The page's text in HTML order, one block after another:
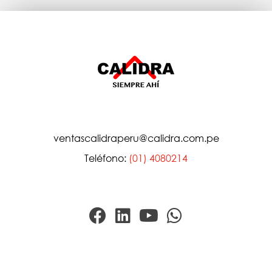
ventascalidraperu@calidra.com.pe
Teléfono: (01) 4080214